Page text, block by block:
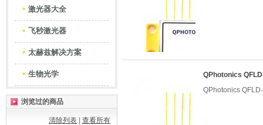
激光器大全
飞秒激光器
太赫兹解决方案
生物光学
浏览过的商品
清除列表 查看所有
QPhotonics
QPhotonics